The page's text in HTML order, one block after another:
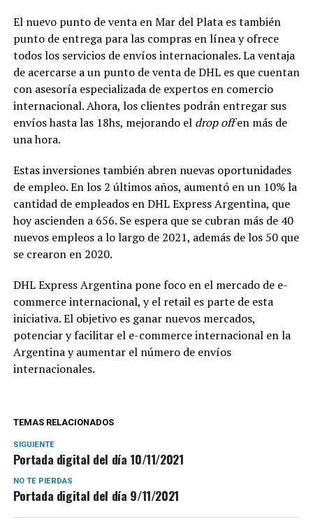
El nuevo punto de venta en Mar del Plata es también
punto de entrega para las compras en línea y ofrece
todos los servicios de envíos internacionales. La ventaja
de acercarse a un punto de venta de DHL es que cuentan
con asesoría especializada de expertos en comercio
internacional. Ahora, los clientes podrán entregar sus
envíos hasta las 18hs, mejorando el drop offen más de
una hora.
Estas inversiones también abren nuevas oportunidades
de empleo. En los 2 últimos años, aumentó en un 10% la
cantidad de empleados en DHL Express Argentina, que
hoy ascienden a 656. Se espera que se cubran más de 40
nuevos empleos a lo largo de 2021, además de los 50 que
se crearon en 2020.
DHL Express Argentina pone foco en el mercado de e-
commerce internacional, y el retail es parte de esta
iniciativa. El objetivo es ganar nuevos mercados,
potenciar y facilitar el e-commerce internacional en la
Argentina y aumentar el número de envíos
internacionales.
TEMAS RELACIONADOS
SIGUIENTE
Portada digital del día 10/11/2021
NO TE PIERDAS
Portada digital del día 9/11/2021